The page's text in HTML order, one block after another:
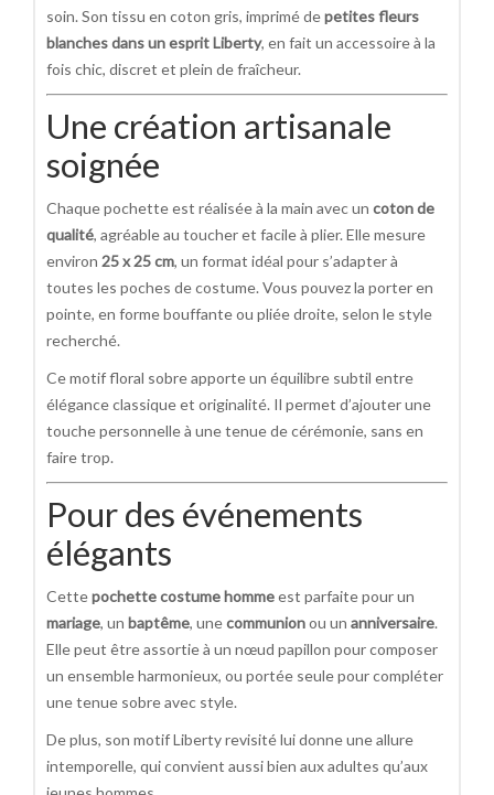
soin. Son tissu en coton gris, imprimé depetites fleurs
blanches dans un esprit Liberty, en fait un accessoire à la
fois chic, discret et plein de fraîcheur.
Une création artisanale
soignée
Chaque pochette est réalisée à la main avec un coton de
qualité, agréable au toucher et facile à plier. Elle mesure
environ 25 x 25 cm, un format idéal pour s’adapter à
toutes les poches de costume. Vous pouvez la porter en
pointe, en forme bouffante ou pliée droite, selon le style
recherché.
Ce motif floral sobre apporte un équilibre subtil entre
élégance classique et originalité. Il permet d’ajouter une
touche personnelle à une tenue de cérémonie, sans en
faire trop.
Pour des événements
élégants
Cettepochette costume hommeest parfaite pour un
mariage, un baptême, unecommunionou un anniversaire.
Elle peut être assortie à un nœud papillon pour composer
un ensemble harmonieux, ou portée seule pour compléter
une tenue sobre avec style.
De plus, son motif Liberty revisité lui donne une allure
intemporelle, qui convient aussi bien aux adultes qu’aux